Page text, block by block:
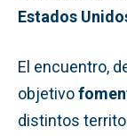
Estados
El encuentro,
objetivo
distintos